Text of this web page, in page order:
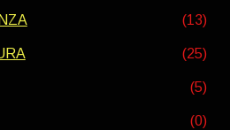
(13)
(25)
(5)
(0)